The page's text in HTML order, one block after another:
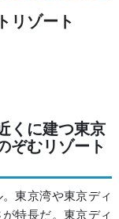
リゾート
くに建つ東京
ぞむリゾート
東京湾や東京ディ
特長だ。東京ディ